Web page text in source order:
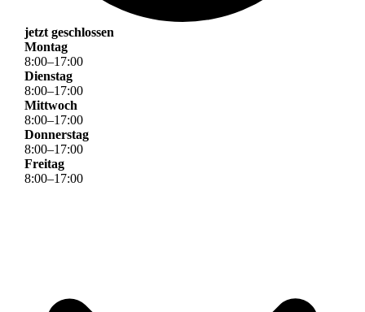
jetzt geschlossen
Montag
8:00–17:00
Dienstag
8:00–17:00
Mittwoch
8:00–17:00
Donnerstag
8:00–17:00
Freitag
8:00–17:00